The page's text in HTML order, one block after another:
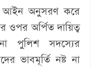
আইন অনুসরণ করে
ওপর অর্পিত দায়িত্ব
পুলিশ সদস্যের
ভাবমূর্তি নষ্ট না